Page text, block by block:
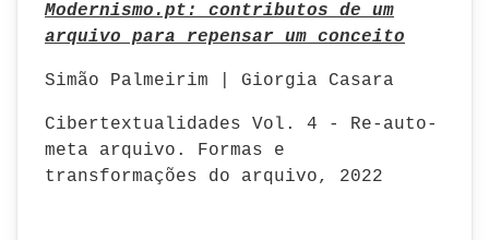
Modernismo.pt: contributos de um
arquivo para repensar um conceito
Simão Palmeirim | Giorgia Casara
Cibertextualidades Vol. 4 - Re-auto-
meta arquivo. Formas e
transformações do arquivo, 2022